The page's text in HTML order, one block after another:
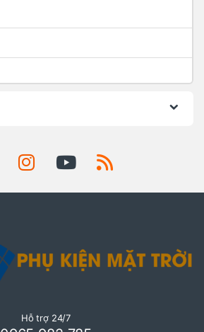
Hỗ trợ 24/7